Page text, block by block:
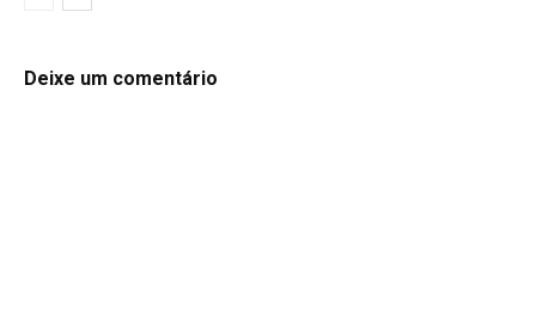
Deixe um comentário